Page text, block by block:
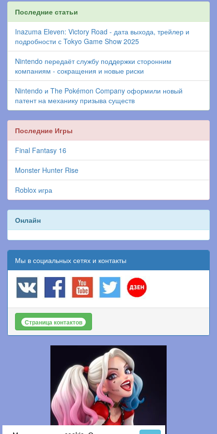
Последние статьи
Inazuma Eleven: Victory Road - дата выхода, трейлер и
подробности с Tokyo Game Show 2025
Nintendo передаёт службу поддержки сторонним
компаниям - сокращения и новые риски
Nintendo и The Pokémon Company оформили новый
патент на механику призыва существ
Последние Игры
Final Fantasy 16
Monster Hunter Rise
Roblox игра
Онлайн
Мы в социальных сетях и контакты
Страница контактов